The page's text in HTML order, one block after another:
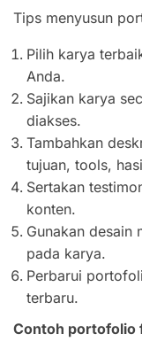
Tips menyusun
Pilih karya
Anda.
Sajikan karya
diakses.
Tambahkan
tujuan, tools,
Sertakan
konten.
Gunakan desain
pada karya.
Perbarui
terbaru.
Contoh portofolio